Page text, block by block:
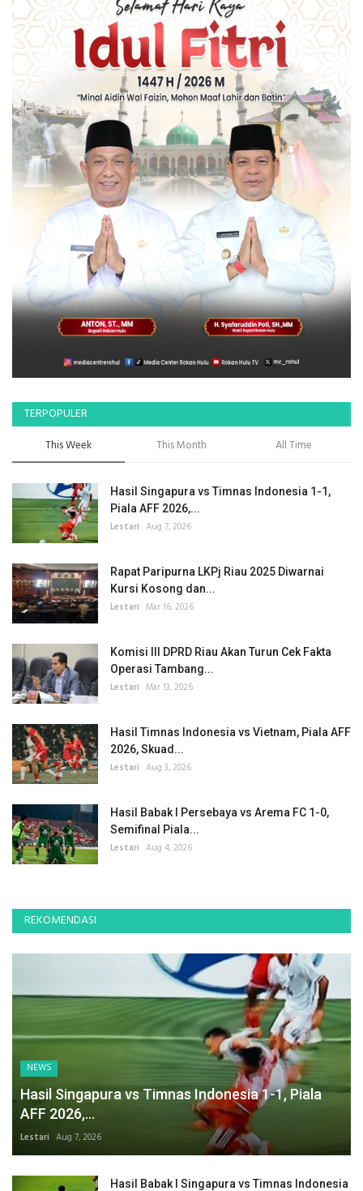
TERPOPULER
This Week This Month All Time
Hasil Singapura vs Timnas Indonesia 1-1,
Piala AFF 2026,...
Lestari Aug 7, 2026
Rapat Paripurna LKPj Riau 2025 Diwarnai
Kursi Kosong dan...
Lestari Mar 16, 2026
Komisi III DPRD Riau Akan Turun Cek Fakta
Operasi Tambang...
Lestari Mar 13, 2026
Hasil Timnas Indonesia vs Vietnam, Piala AFF
2026, Skuad...
Lestari Aug 3, 2026
Hasil Babak I Persebaya vs Arema FC 1-0,
Semifinal Piala...
Lestari Aug 4, 2026
REKOMENDASI
NEWS
Hasil Singapura vs Timnas Indonesia 1-1, Piala
AFF 2026,...
Lestari Aug 7, 2026
Hasil Babak I Singapura vs Timnas Indonesia